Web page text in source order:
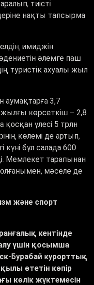
тиісті
нақты тапсырма
имиджін
әлемге паш
туристік ахуалы жыл
3,7
көрсеткіш – 2,8
үлесі 5 трлн
көлемі де артып,
күні бұл салада 600
Мемлекет тарапынан
мәселе де
және спорт
кентінде
үшін қосымша
Бурабай курорттық
өтетін көпір
көлік жүктемесін